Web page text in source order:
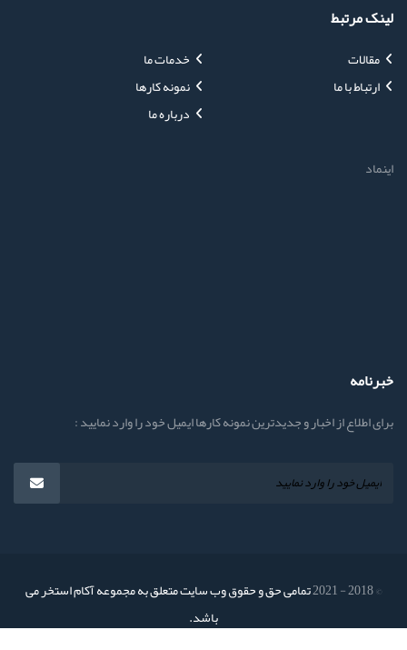
لینک مرتبط
خدمات ما
مقالات
نمونه کارها
ارتباط با ما
درباره ما
اینماد
خبرنامه
برای اطلاع از اخبار و جدیدترین نمونه کارها ایمیل خود را وارد نمایید :
© 2018 - 2021
تمامی حق و حقوق وب سایت متعلق به مجموعه آکام استخر می
باشد.